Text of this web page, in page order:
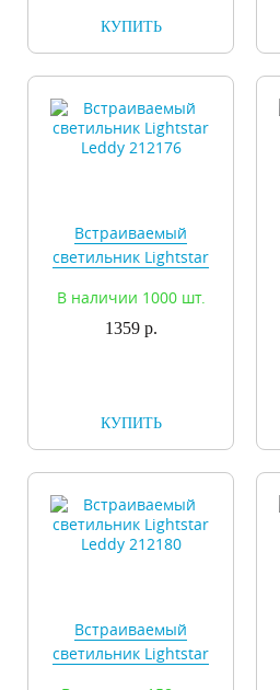
КУПИТЬ
Встраиваемый
светильник Lightstar
В наличии 1000 шт.
1359 р.
КУПИТЬ
Встраиваемый
светильник Lightstar